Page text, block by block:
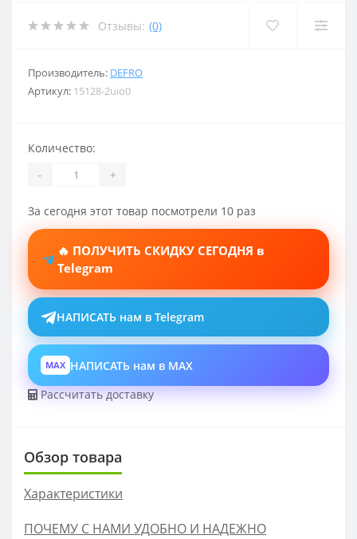
Отзывы: (0)
Производитель: DEFRO
Артикул: 15128-2uio0
Количество:
- +
За сегодня этот товар посмотрели 10 раз
🔥 ПОЛУЧИТЬ СКИДКУ СЕГОДНЯ в
Telegram
НАПИСАТЬ нам в Telegram
MAX НАПИСАТЬ нам в MAX
Рассчитать доставку
Обзор товара
Характеристики
ПОЧЕМУ С НАМИ УДОБНО И НАДЕЖНО